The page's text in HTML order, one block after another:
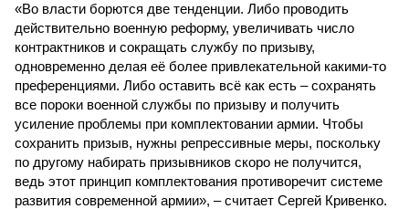
«Во власти борются две тенденции. Либо проводить
действительно военную реформу, увеличивать число
контрактников и сокращать службу по призыву,
одновременно делая её более привлекательной какими-то
преференциями. Либо оставить всё как есть – сохранять
все пороки военной службы по призыву и получить
усиление проблемы при комплектовании армии. Чтобы
сохранить призыв, нужны репрессивные меры, поскольку
по другому набирать призывников скоро не получится,
ведь этот принцип комплектования противоречит системе
развития современной армии», – считает Сергей Кривенко.